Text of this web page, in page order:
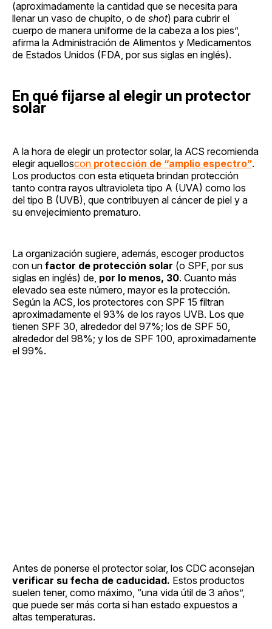
(aproximadamente la cantidad que se necesita para
llenar un vaso de chupito, o de shot) para cubrir el
cuerpo de manera uniforme de la cabeza a los pies”,
afirma la Administración de Alimentos y Medicamentos
de Estados Unidos (FDA, por sus siglas en inglés).
En qué fijarse al elegir un protector
solar
A la hora de elegir un protector solar, la ACS recomienda
elegir aquelloscon protección de “amplio espectro”.
Los productos con esta etiqueta brindan protección
tanto contra rayos ultravioleta tipo A (UVA) como los
del tipo B (UVB), que contribuyen al cáncer de piel y a
su envejecimiento prematuro.
La organización sugiere, además, escoger productos
con un factor de protección solar (o SPF, por sus
siglas en inglés) de, por lo menos, 30. Cuanto más
elevado sea este número, mayor es la protección.
Según la ACS, los protectores con SPF 15 filtran
aproximadamente el 93% de los rayos UVB. Los que
tienen SPF 30, alrededor del 97%; los de SPF 50,
alrededor del 98%; y los de SPF 100, aproximadamente
el 99%.
Antes de ponerse el protector solar, los CDC aconsejan
verificar su fecha de caducidad. Estos productos
suelen tener, como máximo, “una vida útil de 3 años”,
que puede ser más corta si han estado expuestos a
altas temperaturas.